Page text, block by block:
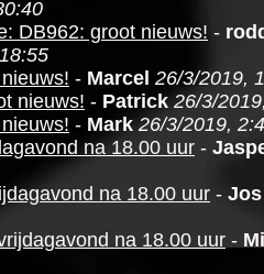
DB962: groot nieuws! -
- Marcel 26/3/2019,
nieuws! - Patrick 26/3/
- Mark 26/3/2019,
na 18.00 uur -
na 18.00 uur - Jos
na 18.00 uur -